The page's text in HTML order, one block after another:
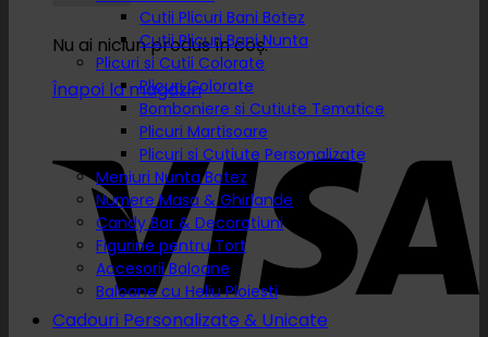
Nu ai niciun produs în coș.
Înapoi la magazin
Cutii Plicuri Bani Botez
Cutii Plicuri Bani Nunta
Plicuri si Cutii Colorate
Plicuri Colorate
Bomboniere si Cutiute Tematice
Plicuri Martisoare
Plicuri si Cutiute Personalizate
Meniuri Nunta Botez
Numere Masa & Ghirlande
Candy Bar & Decoratiuni
Figurine pentru Tort
Accesorii Baloane
Baloane cu Heliu Ploiesti
Cadouri Personalizate & Unicate